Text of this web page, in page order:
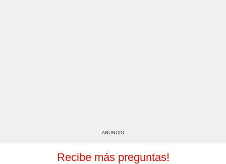
ANUNCIO
Recibe más preguntas!